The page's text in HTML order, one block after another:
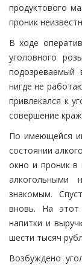
продуктового
проник
В ходе
уголовного
подозреваемый
нигде не
привлекался к
совершение краж
По имеющейся
состоянии
окно и проник в
алкогольными
знакомым.
вновь. На этот
напитки и
шести тысяч
Возбуждено